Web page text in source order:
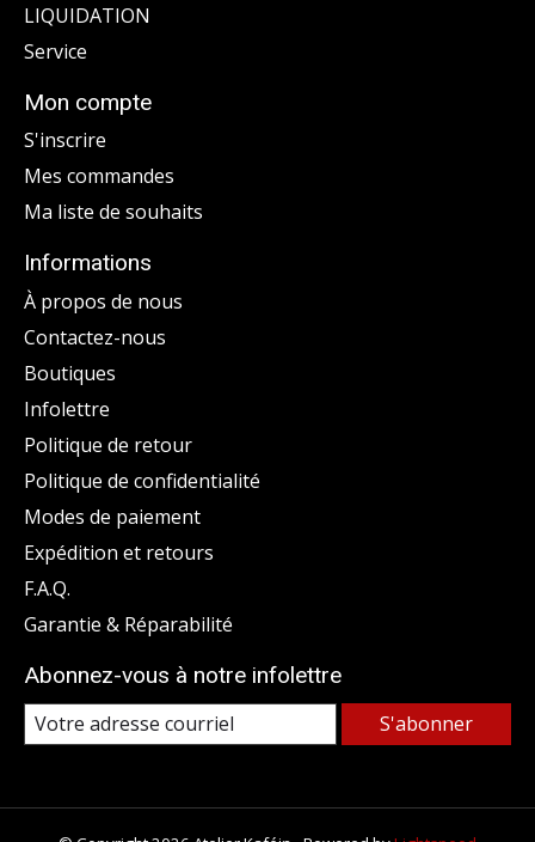
LIQUIDATION
Service
Mon compte
S'inscrire
Mes commandes
Ma liste de souhaits
Informations
À propos de nous
Contactez-nous
Boutiques
Infolettre
Politique de retour
Politique de confidentialité
Modes de paiement
Expédition et retours
F.A.Q.
Garantie & Réparabilité
Abonnez-vous à notre infolettre
S'abonner